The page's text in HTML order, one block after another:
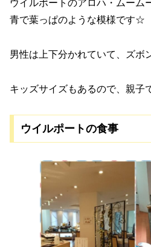
ウイルポートのアロハ・ムーム
青で葉っぱのような模様です☆
男性は上下分かれていて、ズボ
キッズサイズもあるので、親子
ウイルポートの食事